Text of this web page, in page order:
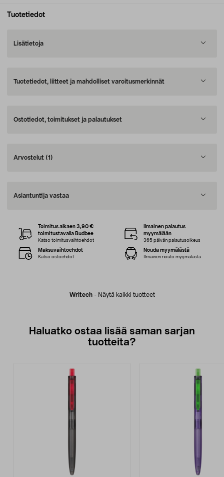
Tuotetiedot
Lisätietoja
Tuotetiedot, liitteet ja mahdolliset varoitusmerkinnät
Ostotiedot, toimitukset ja palautukset
Arvostelut (1)
Asiantuntija vastaa
Writech- Näytä kaikki tuotteet
Toimitus alkaen 3,90 €
toimitustavalla Budbee
Katso toimitusvaihtoehdot
Ilmainen palautus
myymälään
365 päivän palautusoikeus
Maksuvaihtoehdot
Katso ostoehdot
Nouda myymälästä
Ilmainen nouto myymälästä
Haluatko ostaa lisää saman sarjan
tuotteita?